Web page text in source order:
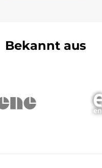
Bekannt aus